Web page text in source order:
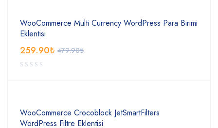
WooCommerce Multi Currency WordPress Para Birimi
Eklentisi
479.90₺
259.90₺
WooCommerce Crocoblock JetSmartFilters
WordPress Filtre Eklentisi